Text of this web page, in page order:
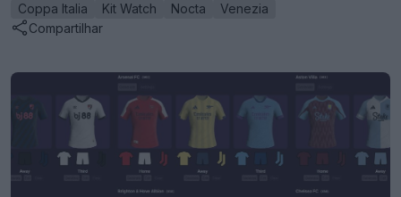
Coppa Italia Kit Watch Nocta
Venezia
Compartilhar